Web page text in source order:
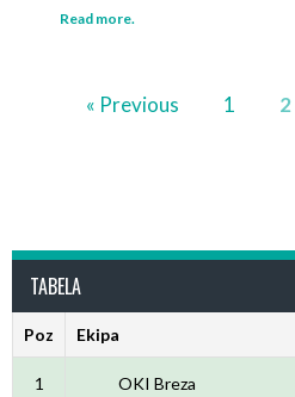
Read more.
« Previous 1 2
TABELA
Poz Ekipa
1 OKI Breza